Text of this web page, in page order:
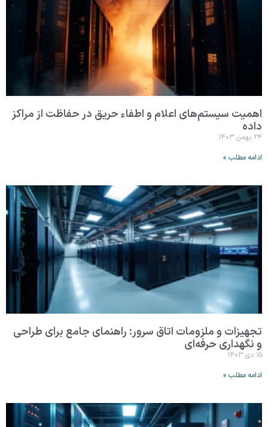
اهمیت سیستم‌های اعلام و اطفاء حریق در حفاظت از مراکز
داده
۲۴ بهمن ۱۴۰۳
ادامه مطلب »
تجهیزات و ملزومات اتاق سرور: راهنمای جامع برای طراحی
و نگهداری حرفه‌ای
۱۵ دی ۱۴۰۳
ادامه مطلب »